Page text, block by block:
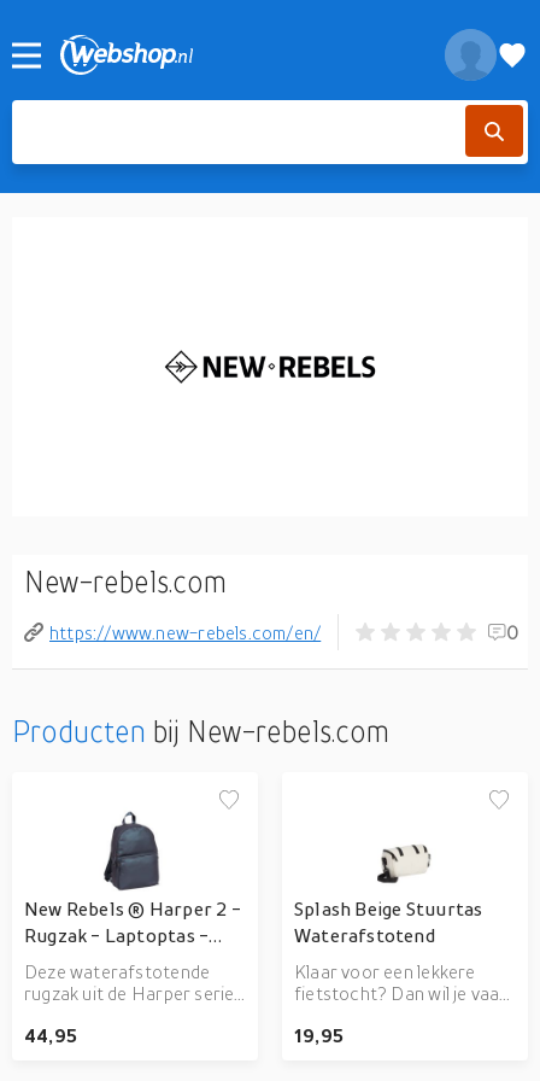
New-rebels.com
https://www.new-rebels.com/en/ 0
Producten bij New-rebels.com
New Rebels ® Harper 2 -
Rugzak - Laptoptas -
Rugtas - 11L - Groen
Deze waterafstotende
rugzak uit de Harper serie
gemaakt van waterproof
44,95
Splash Beige Stuurtas
Waterafstotend
Klaar voor een lekkere
fietstocht? Dan wil je vaak
maar moet je de
19,95